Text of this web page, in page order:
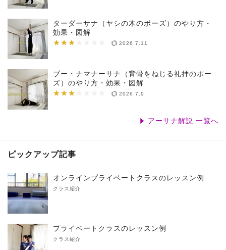
ターダーサナ（ヤシの木のポーズ）のやり方・
効果・図解
★★★
★★★★★★★ 2026.7.11
ブー・ナマナーサナ（背骨をねじる礼拝のポー
ズ）のやり方・効果・図解
★★★
★★★★★★★ 2026.7.9
アーサナ解説 一覧へ
ピックアップ記事
オンラインプライベートクラスのレッスン例
クラス紹介
プライベートクラスのレッスン例
クラス紹介